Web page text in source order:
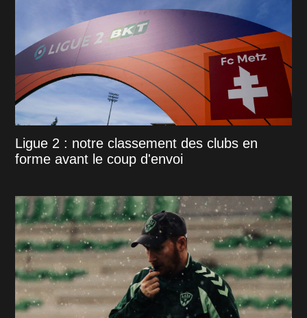
Ligue 2 : notre classement des clubs en
forme avant le coup d'envoi